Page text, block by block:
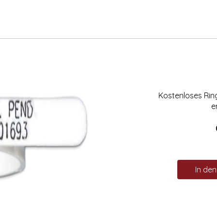
Kostenloses
In